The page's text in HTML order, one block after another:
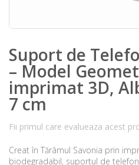
Suport de
– Model
imprimat 3D,
7 cm
Fii primul care evalueaza acest
Creat în Tărâmul Savonia prin
biodegradabil, suportul de